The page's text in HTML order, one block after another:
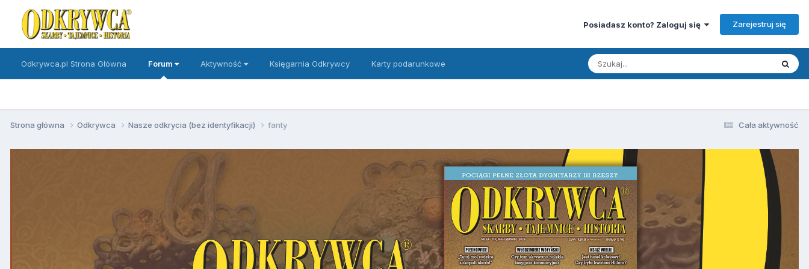
Posiadasz konto? Zaloguj się Zarejestruj się
Odkrywca.pl Strona Główna Forum Aktywność Księgarnia Odkrywcy Karty podarunkowe
Cała aktywność
Strona główna Odkrywca Nasze odkrycia (bez identyfikacji) fanty